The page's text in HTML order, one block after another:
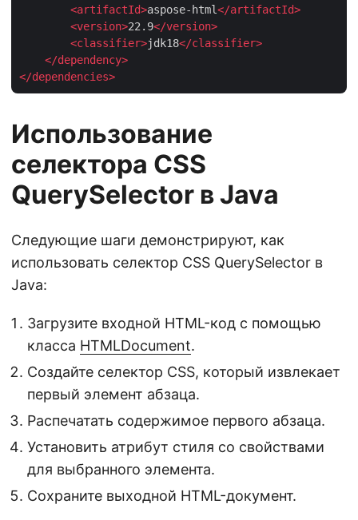
<artifactId>aspose-html</artifactId>
<version>22.9</version>
<classifier>jdk18</classifier>
</dependency>
</dependencies>
Использование
селектора CSS
QuerySelector в Java
Следующие шаги демонстрируют, как
использовать селектор CSS QuerySelector в
Java:
Загрузите входной HTML-код с помощью
класса HTMLDocument.
Создайте селектор CSS, который извлекает
первый элемент абзаца.
Распечатать содержимое первого абзаца.
Установить атрибут стиля со свойствами
для выбранного элемента.
Сохраните выходной HTML-документ.